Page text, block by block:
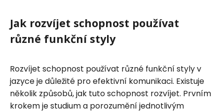
Jak rozvíjet schopnost používat
různé funkční styly
Rozvíjet schopnost používat různé funkční styly v
jazyce je důležité pro efektivní komunikaci. Existuje
několik způsobů, jak tuto schopnost rozvíjet. Prvním
krokem je studium a porozumění jednotlivým